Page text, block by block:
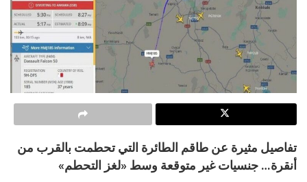
تفاصيل مثيرة عن طاقم الطائرة التي تحطمت بالقرب من
أنقرة… جنسيات غير متوقعة وسط «لغز التحطم»